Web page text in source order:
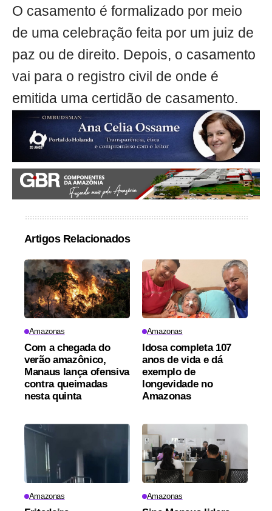
O casamento é formalizado por meio
de uma celebração feita por um juiz de
paz ou de direito. Depois, o casamento
vai para o registro civil de onde é
emitida uma certidão de casamento.
Artigos Relacionados
Amazonas
Com a chegada do
verão amazônico,
Manaus lança ofensiva
contra queimadas
nesta quinta
Amazonas
Idosa completa 107
anos de vida e dá
exemplo de
longevidade no
Amazonas
Amazonas Amazonas